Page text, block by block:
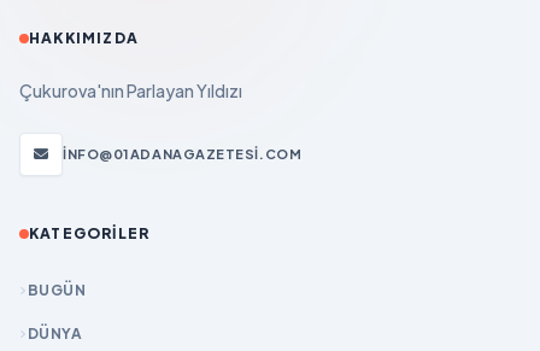
HAKKIMIZDA
Çukurova'nın Parlayan Yıldızı
INFO@01ADANAGAZETESI.COM
KATEGORILER
BUGÜN
DÜNYA